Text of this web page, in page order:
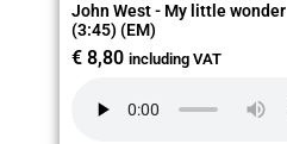
John West - My little wonder
(3:45) (EM)
€ 8,80 including VAT